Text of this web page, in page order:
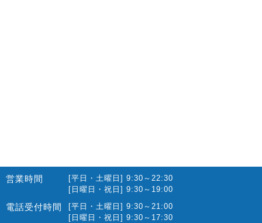
営業時間
[平日・土曜日] 9:30～22:30
[日曜日・祝日] 9:30～19:00
電話受付時間
[平日・土曜日] 9:30～21:00
[日曜日・祝日] 9:30～17:30